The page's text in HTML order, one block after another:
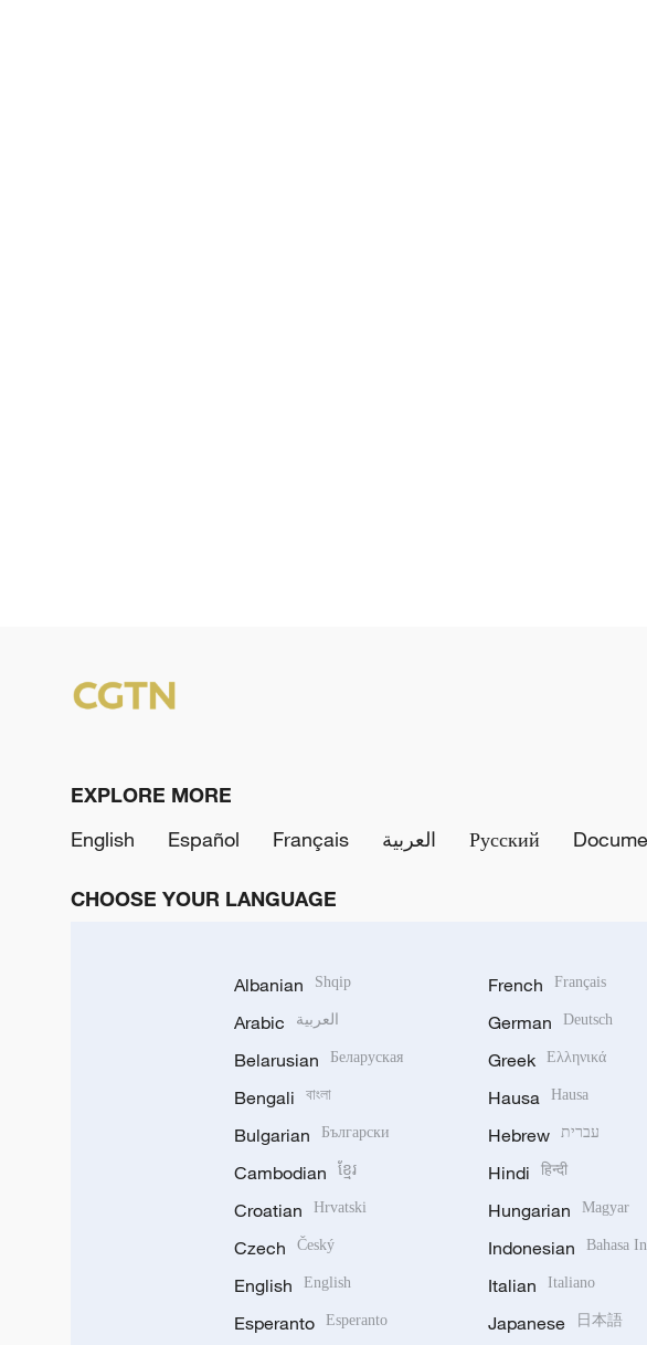
EXPLORE MORE
English
Español Français العربية Русский
CHOOSE YOUR LANGUAGE
Albanian Shqip
Arabic العربية
Belarusian Беларуская
Bengali বাংলা
Bulgarian Български
Cambodian ខ្មែរ
Croatian Hrvatski
Czech Český
English English
Esperanto Esperanto
French Français
German Deutsch
Greek Ελληνικά
Hausa Hausa
Hebrew עברית
Hindi हिन्दी
Hungarian Magyar
Indonesian Bahasa
Italian Italiano
Japanese 日本語